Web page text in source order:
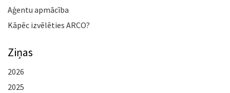
Aģentu apmācība
Kāpēc izvēlēties ARCO?
Ziņas
2026
2025